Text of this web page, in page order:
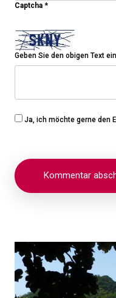
Captcha *
Geben Sie den obigen Text
Ja, ich möchte gerne den